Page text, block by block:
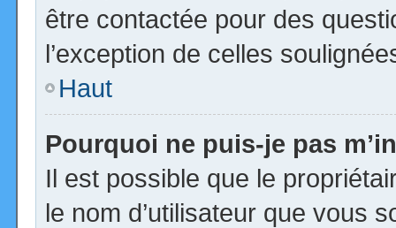
être contactée pour des
l’exception de celles
Haut
Pourquoi ne puis-je pas
Il est possible que le
le nom d’utilisateur que vous